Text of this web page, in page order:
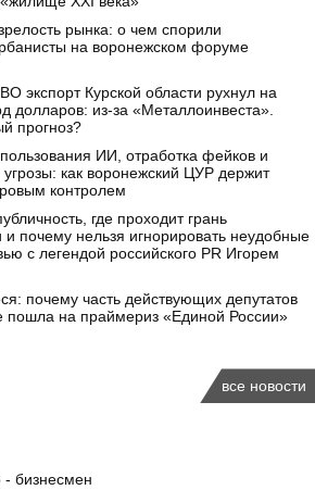
рынка: о чем спорили
на воронежском форуме
экспорт Курской области рухнул на
долларов: из-за «Металлоинвеста».
прогноз?
ИИ, отработка фейков и
угрозы: как воронежский ЦУР держит
контролем
где проходит грань
и почему нельзя игнорировать неудобные
с легендой российского PR Игорем
почему часть действующих депутатов
на праймериз «Единой России»
все новости
- бизнесмен